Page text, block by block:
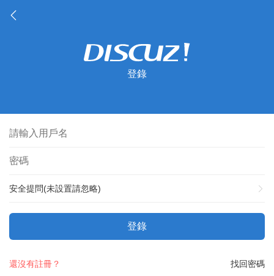
登錄
安全提問(未設置請忽略)
登錄
找回密碼
還沒有註冊？